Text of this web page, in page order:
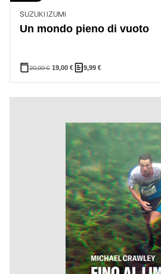
SUZUKI IZUMI
Un mondo pieno di vuoto
20,00€ 19,00€ 9,99 €